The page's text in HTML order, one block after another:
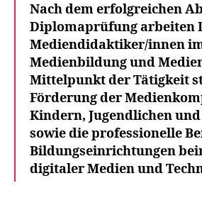
0
2
3
Nach dem erfolgreichen
Diplomaprüfung arbeiten
Mediendidaktiker/innen
Medienbildung und
Mittelpunkt der Tätigkeit
Förderung der
Kindern, Jugendlichen
sowie die professionelle
Bildungseinrichtungen
digitaler Medien und